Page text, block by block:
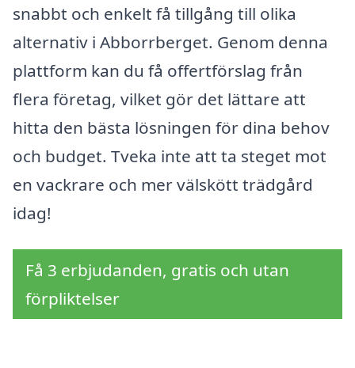
snabbt och enkelt få tillgång till olika
alternativ i Abborrberget. Genom denna
plattform kan du få offertförslag från
flera företag, vilket gör det lättare att
hitta den bästa lösningen för dina behov
och budget. Tveka inte att ta steget mot
en vackrare och mer välskött trädgård
idag!
Få 3 erbjudanden, gratis och utan
förpliktelser